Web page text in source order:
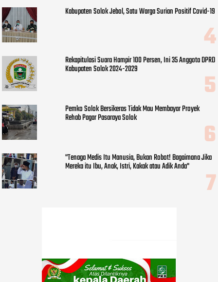
Kabupaten Solok Jebol, Satu Warga Surian Positif Covid-19
Rekapitulasi Suara Hampir 100 Persen, Ini 35 Anggota DPRD
Kabupaten Solok 2024-2029
Pemko Solok Bersikeras Tidak Mau Membayar Proyek
Rehab Pagar Pasaraya Solok
"Tenaga Medis Itu Manusia, Bukan Robot! Bagaimana Jika
Mereka itu Ibu, Anak, Istri, Kakak atau Adik Anda"